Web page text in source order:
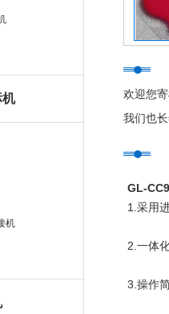
机
机
欢迎您
我们也
GL-
1.采用
2.一体
3.操作